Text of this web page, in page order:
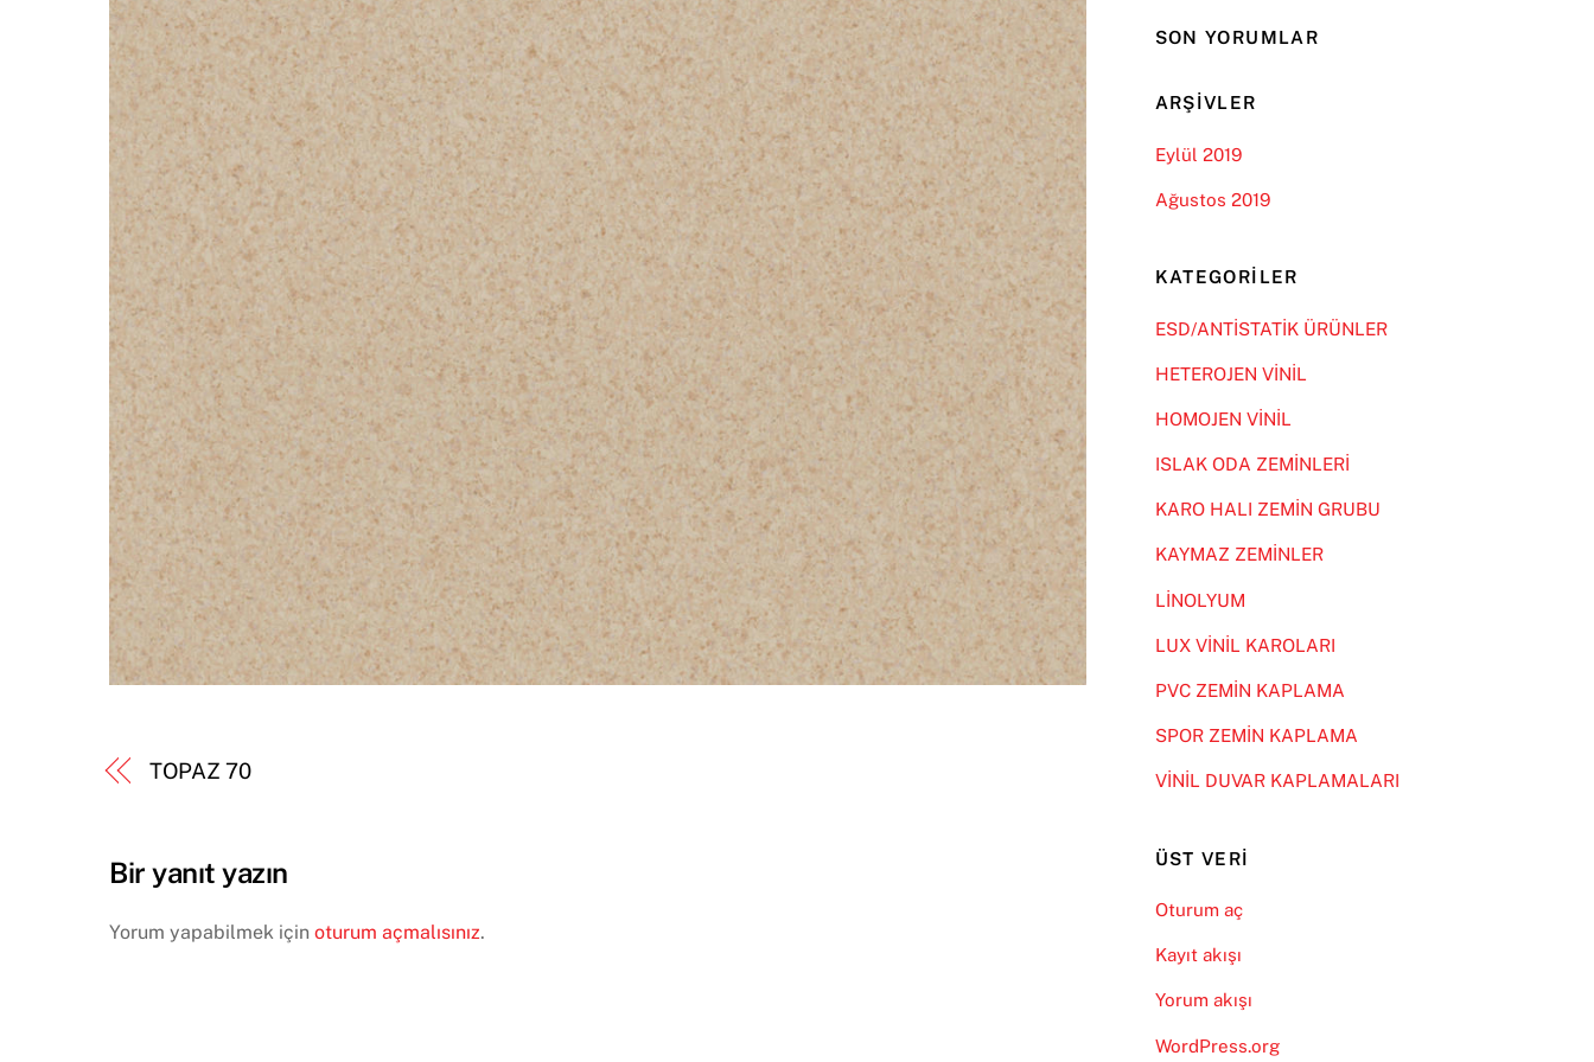
TOPAZ 70
Bir yanıt yazın
Yorum yapabilmek için oturum açmalısınız.
SON YORUMLAR
ARŞIVLER
Eylül 2019
Ağustos 2019
KATEGORILER
ESD/ANTİSTATİK ÜRÜNLER
HETEROJEN VİNİL
HOMOJEN VİNİL
ISLAK ODA ZEMİNLERİ
KARO HALI ZEMİN GRUBU
KAYMAZ ZEMİNLER
LİNOLYUM
LUX VİNİL KAROLARI
PVC ZEMİN KAPLAMA
SPOR ZEMİN KAPLAMA
VİNİL DUVAR KAPLAMALARI
ÜST VERI
Oturum aç
Kayıt akışı
Yorum akışı
WordPress.org